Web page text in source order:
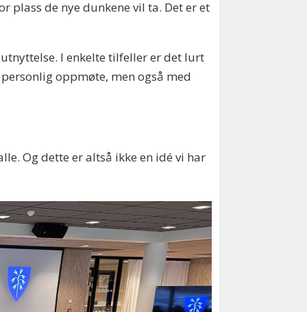
plass de nye dunkene vil ta. Det er et
I enkelte tilfeller er det lurt
oppmøte, men også med
Og dette er altså ikke en idé vi har